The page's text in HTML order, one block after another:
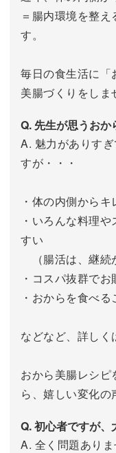
＝腸内環境を整
す。
毎日の食生活に「
美腸づくりをしま
Q. 先生が思うおか
A. 魅力がありす
すが・・・
・体の内側から
・いろんな料理
すい
（腸活は、継続
・コスパ抜群で
・おからを食べ
などなど、詳しく
おから美腸レシ
ら、嬉しい変化の
Q. 初心者ですが、
A. 全く問題あり